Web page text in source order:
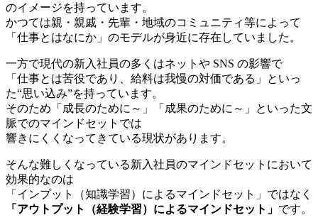
のイメージを持っています。
かつては親・親戚・先輩・地域のコミュニティ等によって
「仕事とはなにか」のモデルが身近に存在していました。
一方で現代の新入社員の多くはネットや SNS の影響で
「仕事とは苦役であり、給料は我慢の対価である」といっ
た“思い込み”を持っています。
そのため「成長のために～」「成果のために～」といった文
脈でのマインドセットでは
響きにくくなってきている現状があります。
そんな難しくなっている新入社員のマインドセットにおいて
効果的なのは
「インプット（知識学習）によるマインドセット」ではなく
「アウトプット（経験学習）によるマインドセット」 です。